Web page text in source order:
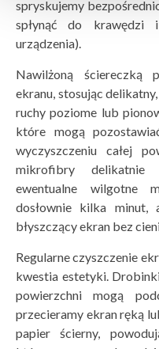
spryskujemy
spłynąć do
urządzenia).
Nawilżoną ściereczką
ekranu, stosując
ruchy poziome lub
które mogą
wyczyszczeniu całej
mikrofibry delikatnie
ewentualne wilgotne
dosłownie kilka
błyszczący ekran bez
Regularne czyszczenie
kwestia estetyki.
powierzchni mogą
przecieramy ekran ręką
papier ścierny,